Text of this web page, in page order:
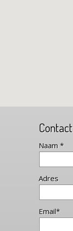
Contact
Naam *
Adres
Email*